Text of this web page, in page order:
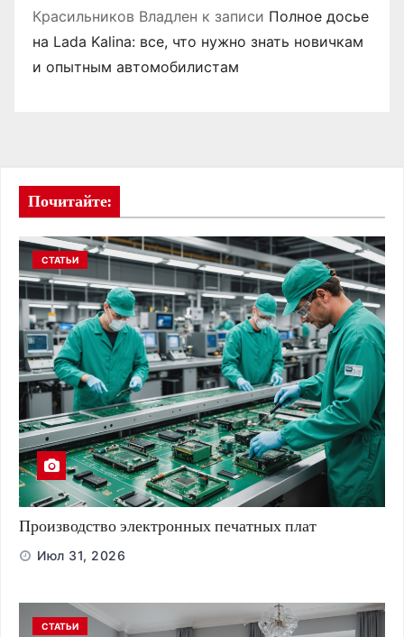
Красильников Владлен к записи Полное досье
на Lada Kalina: все, что нужно знать новичкам
и опытным автомобилистам
Почитайте:
СТАТЬИ
Производство электронных печатных плат
Июл 31, 2026
СТАТЬИ